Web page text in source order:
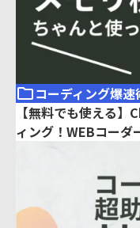
コーディング爆速
【無料でも使える
ィング！WEBコーダ